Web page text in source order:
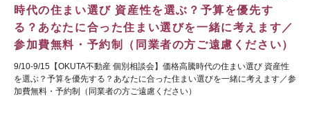
時代の住まい選び 資産性を選ぶ？予算を優先す
る？あなたに合った住まい選びを一緒に考えます／
参加費無料・予約制（同業者の方ご遠慮ください）
9/10-9/15【OKUTA不動産 個別相談会】価格高騰時代の住まい選び 資産性
を選ぶ？予算を優先する？あなたに合った住まい選びを一緒に考えます／参
加費無料・予約制（同業者の方ご遠慮ください）